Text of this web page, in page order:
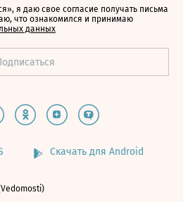
я даю свое согласие получать письма
что ознакомился и принимаю
данных
Скачать для Android